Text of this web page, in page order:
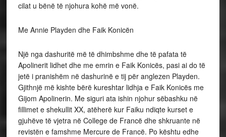
cilat u bënë të njohura kohë më vonë.
Me Annie Playden dhe Faik Konicën
Një nga dashuritë më të dhimbshme dhe të pafata të
Apolinerit lidhet dhe me emrin e Faik Konicës, pasi ai do të
jetë i pranishëm në dashurinë e tij për anglezen Playden.
Gjithnjë më kishte bërë kureshtar lidhja e Faik Konicës me
Gijom Apolinerin. Me siguri ata ishin njohur sëbashku në
fillimet e shekullit XX, atëherë kur Faiku ndiqte kurset e
gjuhëve të vjetra në College de Francë dhe shkruante në
revistën e famshme Mercure de Francë. Po kështu edhe